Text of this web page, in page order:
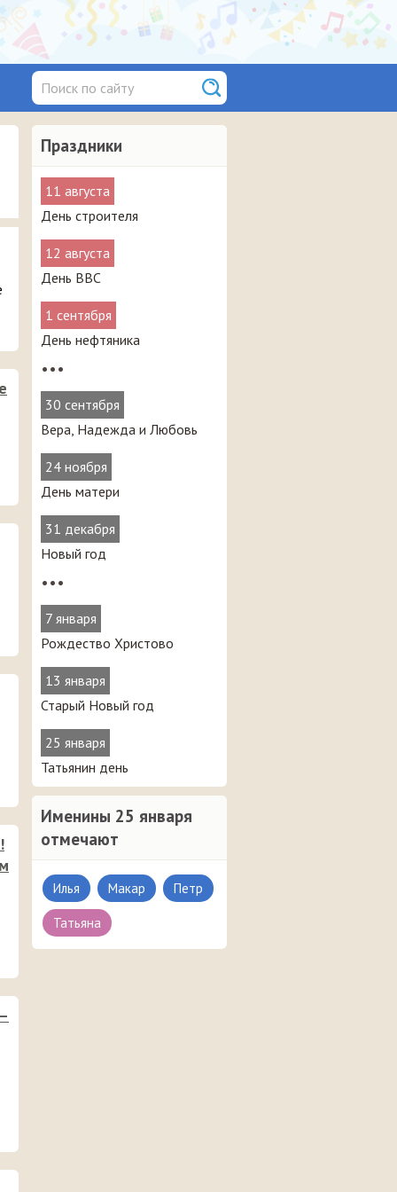
Праздники
11 августа
День строителя
12 августа
День ВВС
1 сентября
День нефтяника
•••
30 сентября
Вера, Надежда и Любовь
24 ноября
День матери
31 декабря
Новый год
•••
7 января
Рождество Христово
13 января
Старый Новый год
25 января
Татьянин день
Именины 25 января
отмечают
Илья Макар Петр
Татьяна